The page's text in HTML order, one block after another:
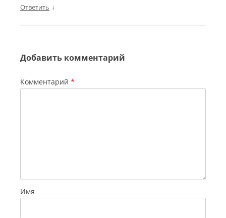
Ответить ↓
Добавить комментарий
Комментарий *
Имя